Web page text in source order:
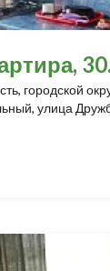
городской
улица